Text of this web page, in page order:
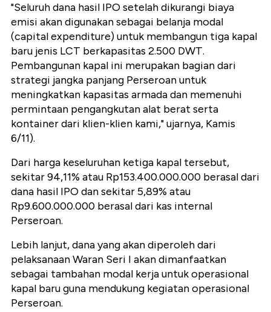
"Seluruh dana hasil IPO setelah dikurangi biaya
emisi akan digunakan sebagai belanja modal
(capital expenditure) untuk membangun tiga kapal
baru jenis LCT berkapasitas 2.500 DWT.
Pembangunan kapal ini merupakan bagian dari
strategi jangka panjang Perseroan untuk
meningkatkan kapasitas armada dan memenuhi
permintaan pengangkutan alat berat serta
kontainer dari klien-klien kami," ujarnya, Kamis
6/11).
Dari harga keseluruhan ketiga kapal tersebut,
sekitar 94,11% atau Rp153.400.000.000 berasal dari
dana hasil IPO dan sekitar 5,89% atau
Rp9.600.000.000 berasal dari kas internal
Perseroan.
Lebih lanjut, dana yang akan diperoleh dari
pelaksanaan Waran Seri I akan dimanfaatkan
sebagai tambahan modal kerja untuk operasional
kapal baru guna mendukung kegiatan operasional
Perseroan.